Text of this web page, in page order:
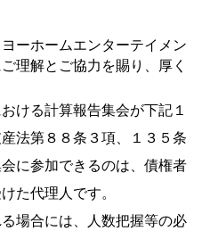
ーホームエンターテイメン
理解とご協力を賜り、厚く
ける計算報告集会が下記１
法第８８条３項、１３５条
に参加できるのは、債権者
た代理人です。
場合には、人数把握等の必